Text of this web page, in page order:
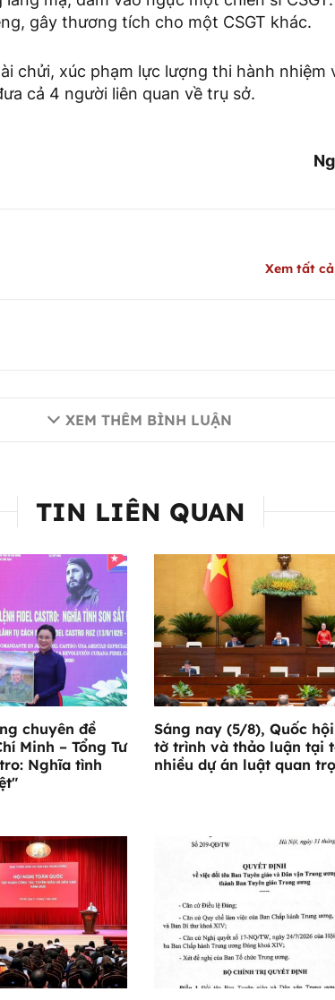
gây thương tích cho một CSGT khác.
chửi, xúc phạm lực lượng thi hành nhiệm
cả 4 người liên quan về trụ sở.
Xem tất cả
XEM THÊM BÌNH LUẬN
TIN LIÊN QUAN
chuyên đề
Minh – Tổng Tư
Nghĩa tình
Sáng nay (5/8), Quốc
tờ trình và thảo luận tại
nhiều dự án luật quan